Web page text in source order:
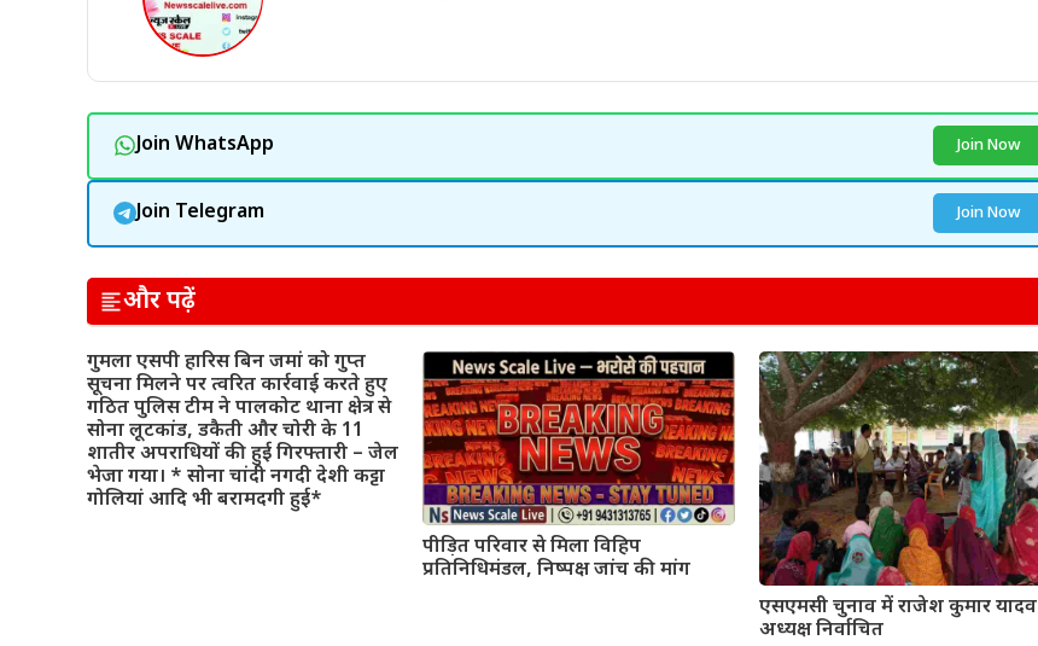
Join WhatsApp Join Now
Join Telegram Join Now
और पढ़ें
गुमला एसपी हारिस बिन जमां को गुप्त
सूचना मिलने पर त्वरित कार्रवाई करते हुए
गठित पुलिस टीम ने पालकोट थाना क्षेत्र से
सोना लूटकांड, डकैती और चोरी के 11
शातीर अपराधियों की हुई गिरफ्तारी – जेल
भेजा गया। * सोना चांदी नगदी देशी कट्टा
गोलियां आदि भी बरामदगी हुई*
पीड़ित परिवार से मिला विहिप
प्रतिनिधिमंडल, निष्पक्ष जांच की मांग
एसएमसी चुनाव में राजेश कुमार यादव
अध्यक्ष निर्वाचित